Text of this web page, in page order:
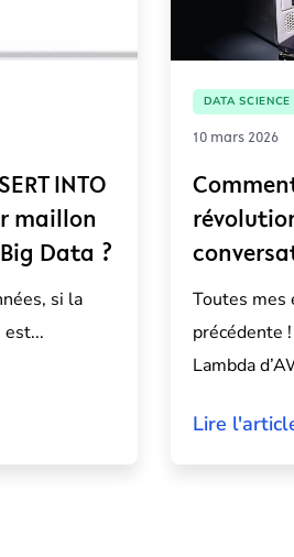
INTO
maillon
Data ?
, si la
DATA
10 mars 2026
Toutes mes
précédente
Lambda
Lire